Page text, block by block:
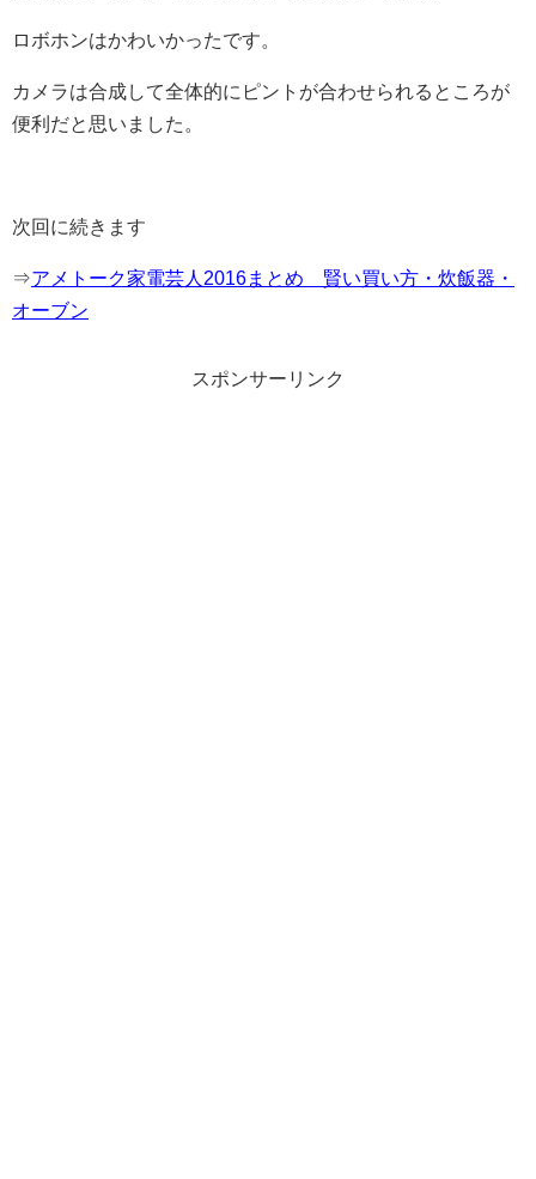
ロボホンはかわいかったです。
カメラは合成して全体的にピントが合わせられるところが
便利だと思いました。
次回に続きます
⇒アメトーク家電芸人2016まとめ 賢い買い方・炊飯器・
オーブン
スポンサーリンク